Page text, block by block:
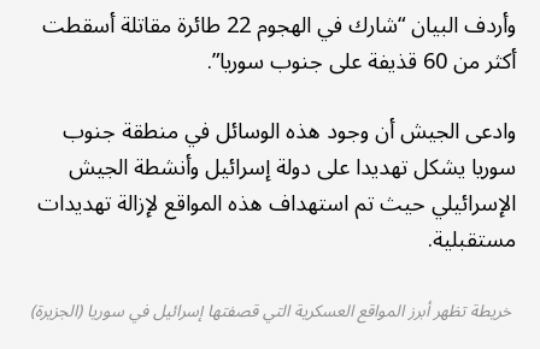
وأردف البيان “شارك في الهجوم 22 طائرة مقاتلة أسقطت
أكثر من 60 قذيفة على جنوب سوريا”.
وادعى الجيش أن وجود هذه الوسائل في منطقة جنوب
سوريا يشكل تهديدا على دولة إسرائيل وأنشطة الجيش
الإسرائيلي حيث تم استهداف هذه المواقع لإزالة تهديدات
مستقبلية.
خريطة تظهر أبرز المواقع العسكرية التي قصفتها إسرائيل في سوريا (الجزيرة)